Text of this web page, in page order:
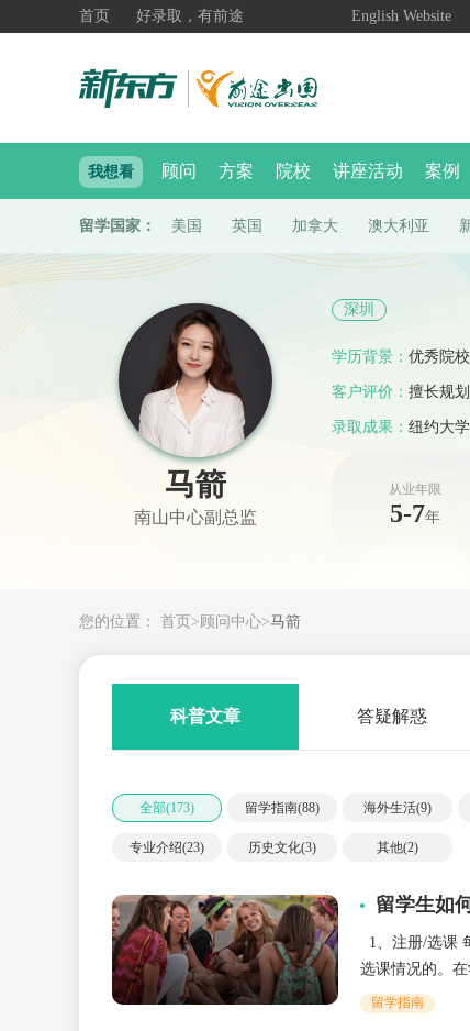
首页 好录取，有前途 English Website
我想看 顾问 方案 院校 讲座活动 案例
留学国家： 美国 英国 加拿大 澳大利亚
马箭
南山中心副总监
深圳
学历背景： 优秀院
客户评价： 擅长规
录取成果： 纽约大
从业年限
5-7年
您的位置： 首页 > 顾问中心>马箭
科普文章 答疑解惑
全部(173) 留学指南(88) 海外生活(9)
专业介绍(23) 历史文化(3) 其他(2)
留学生如
1、注册/选课
选课情况的。
留学指南